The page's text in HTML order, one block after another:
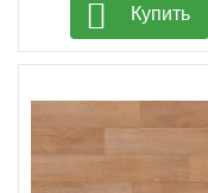
Купить